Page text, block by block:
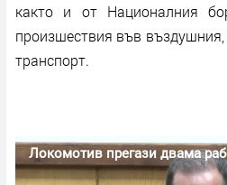
както и от Националния
произшествия във
транспорт.